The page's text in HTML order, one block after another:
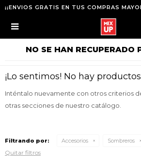
¡¡ENVIOS GRATIS EN TUS COMPRAS

NO SE HAN RECUPERADO
¡Lo sentimos! No hay
Inténtalo nuevamente con otros criterios
otras secciones de nuestro catálogo.
Filtrando por: Accesorios Sombreros
Quitar filtros